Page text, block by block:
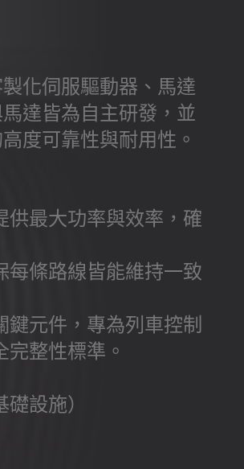
化伺服驅動器、馬達
達皆為自主研發，並
度可靠性與耐用性。
供最大功率與效率，確
每條路線皆能維持一致
元件，專為列車控制
整性標準。
設施）